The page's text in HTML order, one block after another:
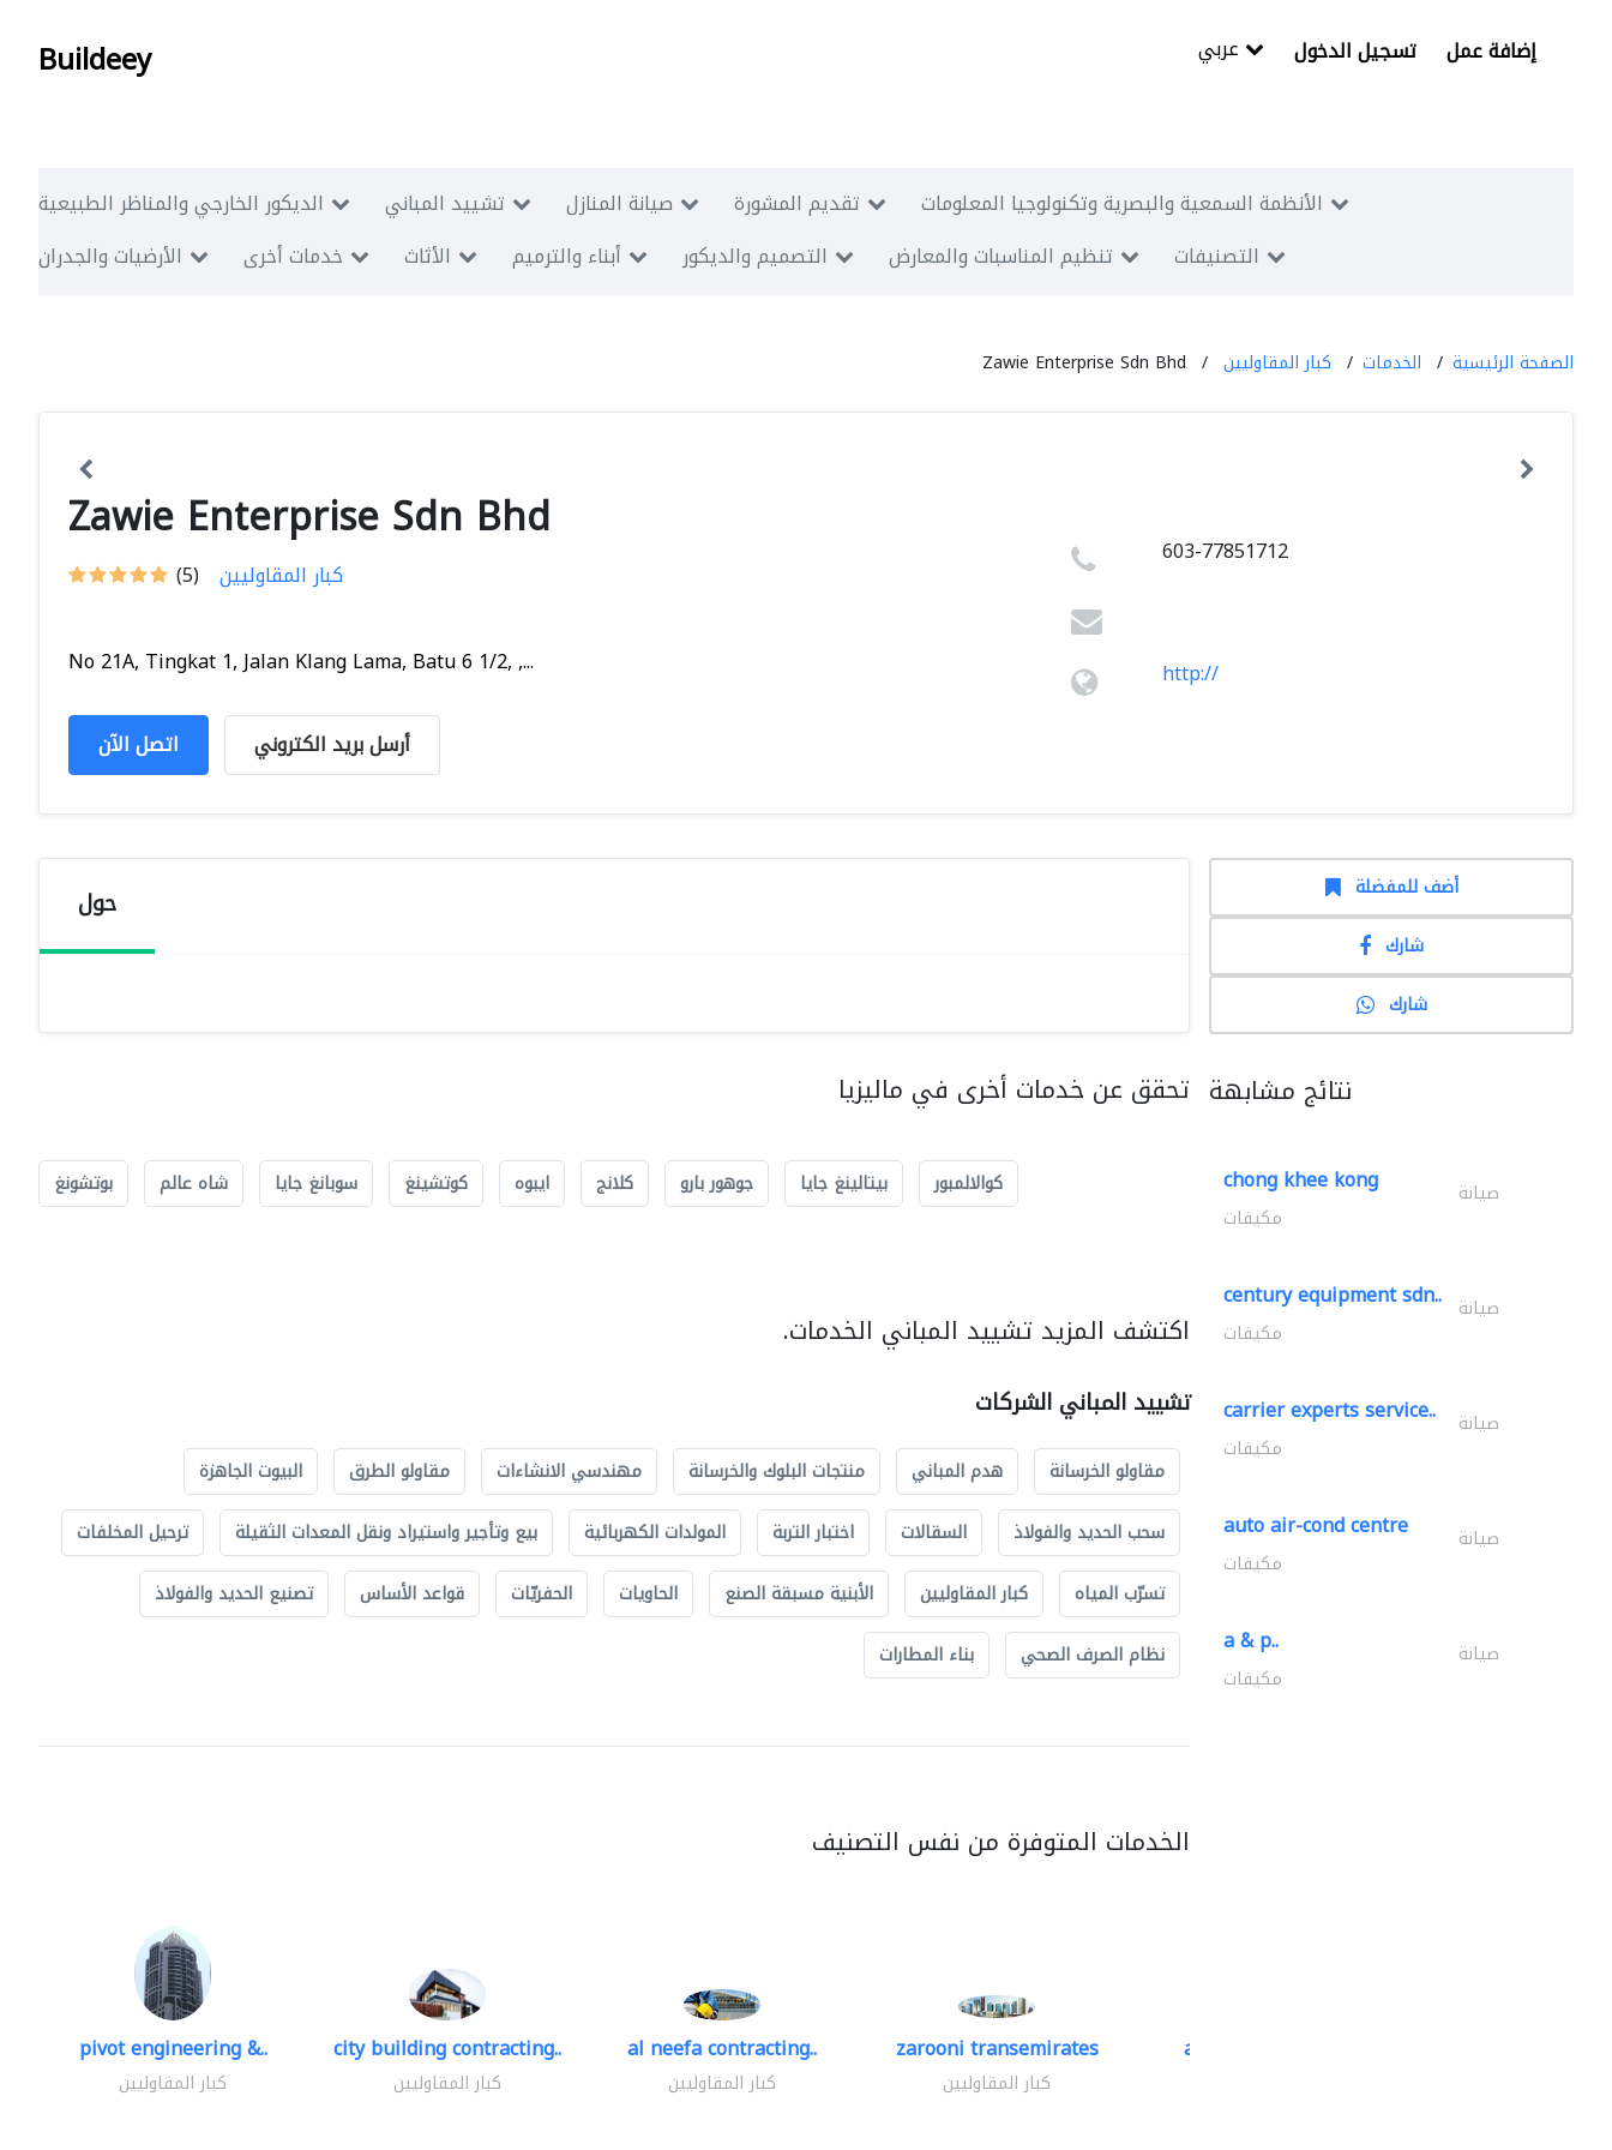
Buildeey تسجيل الدخول إضافة عمل
الديكور الخارجي والمناظر الطبيعية تشييد المباني صيانة المنازل تقديم المشورة
الأنظمة السمعية والبصرية وتكنولوجيا المعلومات
الأرضيات والجدران
خدمات أخرى الأثاث أبناء والترميم التصميم والديكور تنظيم المناسبات والمعارض التصنيفات
الصفحة الرئيسية الخدمات كبار المقاوليين Zawie Enterprise Sdn Bhd
Zawie Enterprise Sdn Bhd
(5) كبار المقاوليين
No 21A, Tingkat 1, Jalan Klang Lama, Batu 6 1/2, ,...
اتصل الآن أرسل بريد الكتروني
603-77851712
http://
حول
تحقق عن خدمات أخرى في ماليزيا
كوالالمبور بيتالينغ جايا جوهور بارو كلانج ايبوه كوتشينغ سوبانغ جايا شاه عالم بوتشونغ
اكتشف المزيد تشييد المباني الخدمات.
تشييد المباني الشركات
مقاولو الخرسانة هدم المباني منتجات البلوك والخرسانة مهندسي الانشاءات مقاولو الطرق
البيوت الجاهزة
سحب الحديد والفولاذ
السقالات اختبار التربة المولدات الكهربائية بيع وتأجير واستيراد ونقل المعدات الثقيلة
ترحيل المخلفات
تسرّب المياه
كبار المقاوليين الأبنية مسبقة الصنع الحاويات الحفريّات قواعد الأساس
تصنيع الحديد والفولاذ
نظام الصرف الصحي
بناء المطارات
الخدمات المتوفرة من نفس التصنيف
pivot engineering &..
كبار المقاوليين
city building contracting..
كبار المقاوليين
al neefa contracting..
كبار المقاوليين
zarooni transemirates
كبار المقاوليين
accurate bldh cont..
أضف للمفضلة
شارك
شارك
نتائج مشابهة
chong khee kong صيانة
مكيفات
century equipment sdn.. صيانة
مكيفات
carrier experts service.. صيانة
مكيفات
auto air-cond centre صيانة
مكيفات
a & p.. صيانة
مكيفات